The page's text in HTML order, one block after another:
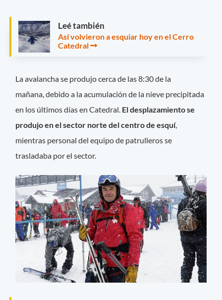
Leé también
Así volvieron a esquiar hoy en el Cerro
Catedral
La avalancha se produjo cerca de las 8:30 de la
mañana, debido a la acumulación de la nieve precipitada
en los últimos días en Catedral. El desplazamiento se
produjo en el sector norte del centro de esquí,
mientras personal del equipo de patrulleros se
trasladaba por el sector.